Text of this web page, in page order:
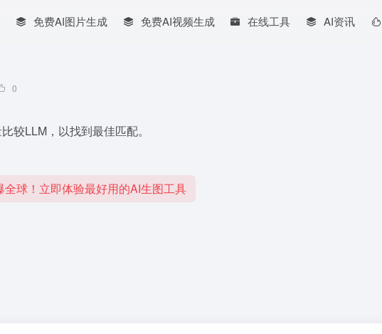
免费AI图片生成 免费AI视频生成 在线工具 AI资讯
0
较LLM，以找到最佳匹配。
全球！立即体验最好用的AI生图工具